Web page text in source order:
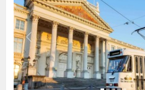
Indietro